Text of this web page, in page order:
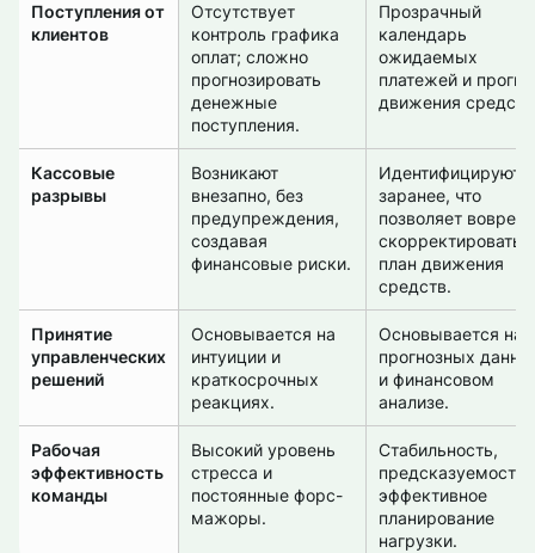
Поступления от
клиентов
Отсутствует
контроль графика
оплат; сложно
прогнозировать
денежные
поступления.
Прозрачный
календарь
ожидаемых
платежей и
движения
Кассовые
разрывы
Возникают
внезапно, без
предупреждения,
создавая
финансовые риски.
заранее, что
позволяет
скорректировать
план движения
средств.
Принятие
управленческих
решений
Основывается на
интуиции и
краткосрочных
реакциях.
Основывается на
прогнозных
и финансовом
анализе.
Рабочая
эффективность
команды
Высокий уровень
стресса и
постоянные форс-
мажоры.
Стабильность,
предсказуемость
эффективное
планирование
нагрузки.